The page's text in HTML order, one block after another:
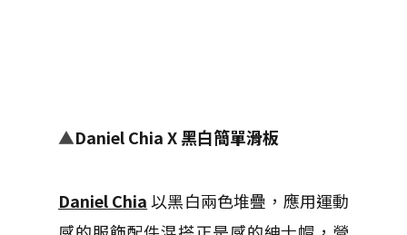
▲Daniel Chia X 黑白簡單滑板
Daniel Chia以黑白兩色堆疊，應用運動